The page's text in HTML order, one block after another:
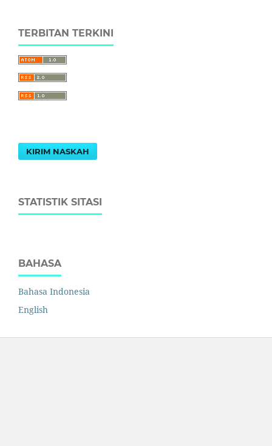
TERBITAN TERKINI
KIRIM NASKAH
STATISTIK SITASI
BAHASA
Bahasa Indonesia
English